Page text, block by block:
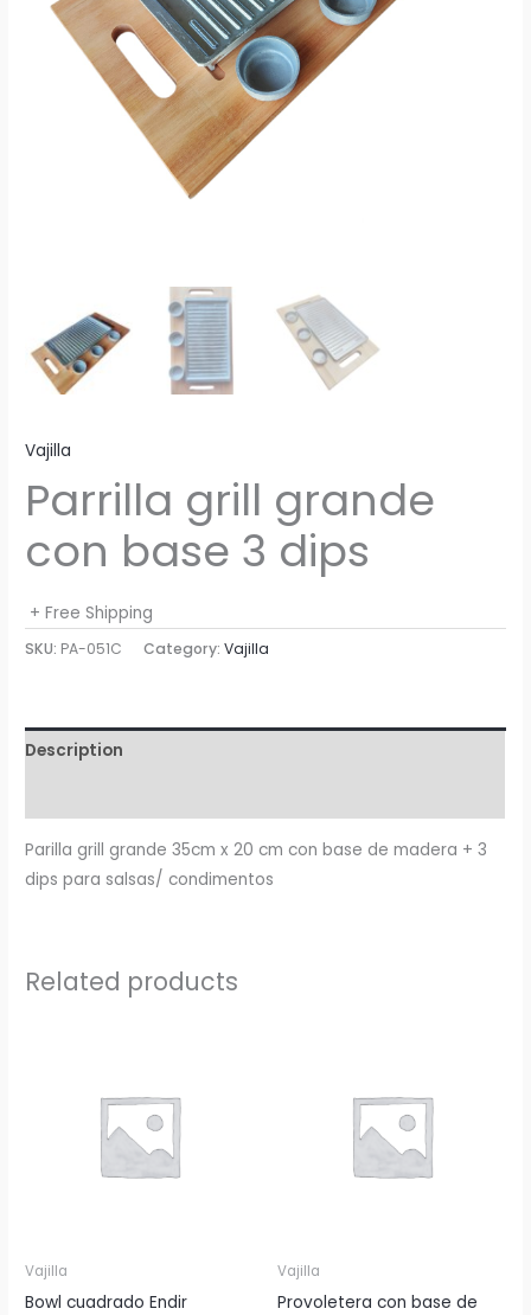
Vajilla
Parrilla grill grande
con base 3 dips
+ Free Shipping
SKU: PA-051C Category:Vajilla
Description
Parilla grill grande 35cm x 20 cm con base de madera + 3
dips para salsas/ condimentos
Related products
Vajilla
Bowl cuadrado Endir
Vajilla
Provoletera con base de